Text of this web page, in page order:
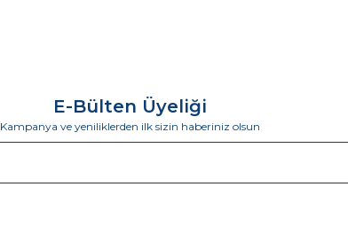
E-Bülten Üyeliği
Kampanya ve yeniliklerden ilk sizin haberiniz olsun